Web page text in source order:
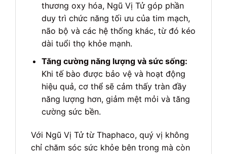
thương oxy hóa, Ngũ Vị Tử góp phần
duy trì chức năng tối ưu của tim mạch,
não bộ và các hệ thống khác, từ đó kéo
dài tuổi thọ khỏe mạnh.
Tăng cường năng lượng và sức sống:
Khi tế bào được bảo vệ và hoạt động
hiệu quả, cơ thể sẽ cảm thấy tràn đầy
năng lượng hơn, giảm mệt mỏi và tăng
cường sức bền.
Với Ngũ Vị Tử từ Thaphaco, quý vị không
chỉ chăm sóc sức khỏe bên trong mà còn